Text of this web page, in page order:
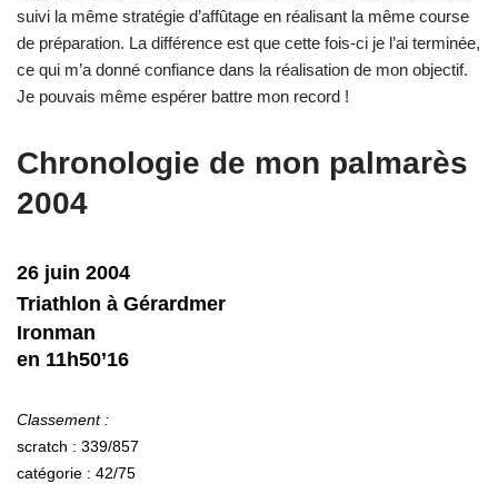
suivi la même stratégie d’affûtage en réalisant la même course
de préparation. La différence est que cette fois-ci je l’ai terminée,
ce qui m’a donné confiance dans la réalisation de mon objectif.
Je pouvais même espérer battre mon record !
Chronologie de mon palmarès
2004
26 juin 2004
Triathlon à Gérardmer
Ironman
en 11h50’16
Classement :
scratch : 339/857
catégorie : 42/75